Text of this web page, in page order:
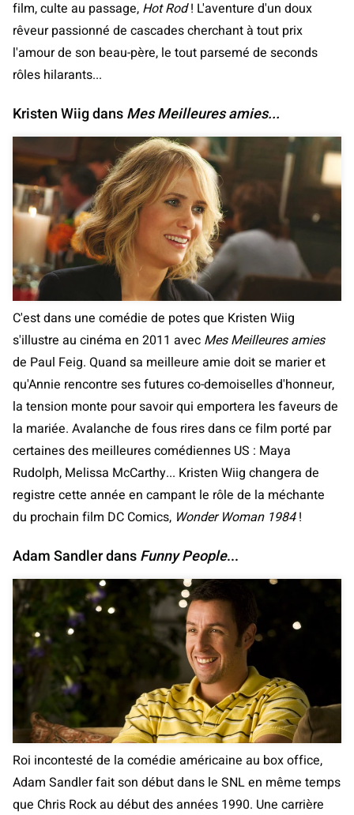
film, culte au passage, Hot Rod! L'aventure d'un doux
rêveur passionné de cascades cherchant à tout prix
l'amour de son beau-père, le tout parsemé de seconds
rôles hilarants...
Kristen Wiig dansMes Meilleures amies...
C'est dans une comédie de potes que Kristen Wiig
s'illustre au cinéma en 2011 avec Mes Meilleures amies
de Paul Feig. Quand sa meilleure amie doit se marier et
qu'Annie rencontre ses futures co-demoiselles d'honneur,
la tension monte pour savoir qui emportera les faveurs de
la mariée. Avalanche de fous rires dans ce film porté par
certaines des meilleures comédiennes US : Maya
Rudolph, Melissa McCarthy... Kristen Wiig changera de
registre cette année en campant le rôle de la méchante
du prochain film DC Comics, Wonder Woman 1984!
Adam Sandler dansFunny People...
Roi incontesté de la comédie américaine au box office,
Adam Sandler fait son début dans le SNL en même temps
que Chris Rock au début des années 1990. Une carrière